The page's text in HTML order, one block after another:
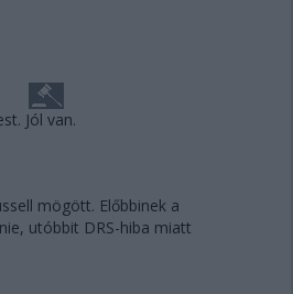
Jól van.
mögött. Előbbinek a
utóbbit DRS-hiba miatt